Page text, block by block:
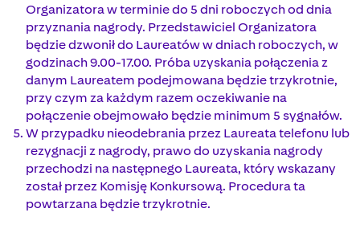
Organizatora w terminie do 5 dni roboczych od dnia
przyznania nagrody. Przedstawiciel Organizatora
będzie dzwonił do Laureatów w dniach roboczych, w
godzinach 9.00-17.00. Próba uzyskania połączenia z
danym Laureatem podejmowana będzie trzykrotnie,
przy czym za każdym razem oczekiwanie na
połączenie obejmowało będzie minimum 5 sygnałów.
W przypadku nieodebrania przez Laureata telefonu lub
rezygnacji z nagrody, prawo do uzyskania nagrody
przechodzi na następnego Laureata, który wskazany
został przez Komisję Konkursową. Procedura ta
powtarzana będzie trzykrotnie.